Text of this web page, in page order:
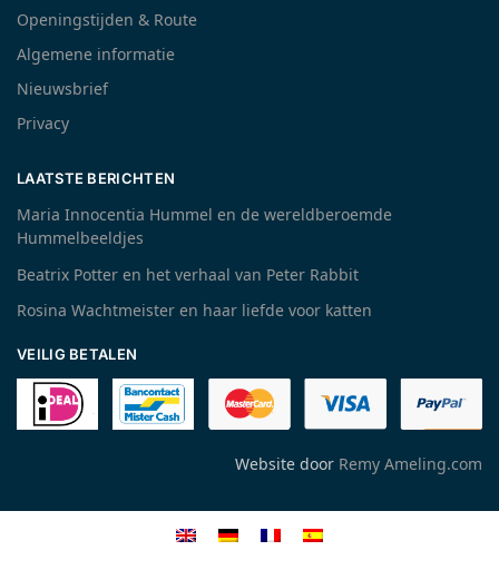
Openingstijden & Route
Algemene informatie
Nieuwsbrief
Privacy
LAATSTE BERICHTEN
Maria Innocentia Hummel en de wereldberoemde
Hummelbeeldjes
Beatrix Potter en het verhaal van Peter Rabbit
Rosina Wachtmeister en haar liefde voor katten
VEILIG BETALEN
Website door Remy Ameling.com